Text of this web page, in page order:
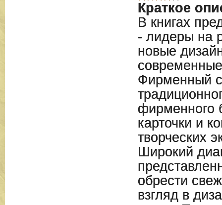
Краткое
В книгах
- лидеры на
новые
Фирменный
фирменного
карточки и
творческих
Широкий
обрести
взгляд в